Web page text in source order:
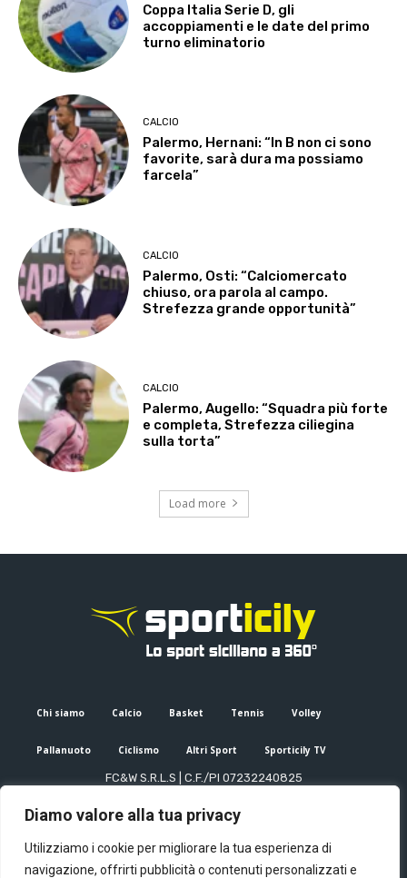
Diamo valore alla tua privacy
Utilizziamo i cookie per migliorare la tua esperienza di
navigazione, offrirti pubblicità o contenuti personalizzati e
Coppa Italia Serie D, gli
accoppiamenti e le date del primo
turno eliminatorio
CALCIO
Palermo, Hernani: “In B non ci sono
favorite, sarà dura ma possiamo
farcela”
CALCIO
Palermo, Osti: “Calciomercato
chiuso, ora parola al campo.
Strefezza grande opportunità”
CALCIO
Palermo, Augello: “Squadra più forte
e completa, Strefezza ciliegina
sulla torta”
Load more
Chi siamo Calcio Basket Tennis Volley
Pallanuoto Ciclismo Altri Sport Sporticily TV
FC&W S.R.L.S | C.F./PI 07232240825
Editore e direttore responsabile: Francesco Cammuca | Registro
Mail: info@sporticily.it| Telefono:+39 371 788 7216